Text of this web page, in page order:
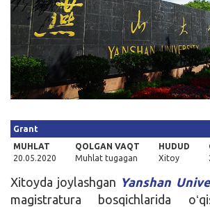
Kirish
Grant
MUHLAT
20.05.2020
QOLGAN VAQT
Muhlat tugagan
HUDUD
Xitoy
Xitoyda joylashgan Yanshan
magistratura bosqichlarida